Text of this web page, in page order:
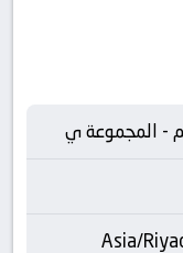
- المجموعة ي